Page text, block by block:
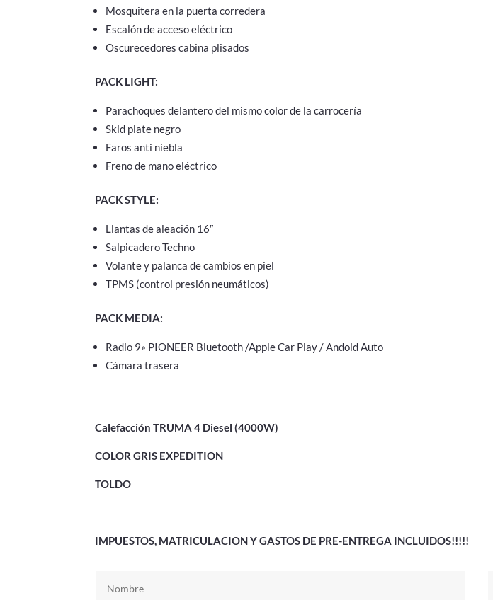
Mosquitera en la puerta corredera
Escalón de acceso eléctrico
Oscurecedores cabina plisados
PACK LIGHT:
Parachoques delantero del mismo color de la carrocería
Skid plate negro
Faros anti niebla
Freno de mano eléctrico
PACK STYLE:
Llantas de aleación 16″
Salpicadero Techno
Volante y palanca de cambios en piel
TPMS (control presión neumáticos)
PACK MEDIA:
Radio 9» PIONEER Bluetooth /Apple Car Play / Andoid Auto
Cámara trasera
Calefacción TRUMA 4 Diesel (4000W)
COLOR GRIS EXPEDITION
TOLDO
IMPUESTOS, MATRICULACION Y GASTOS DE PRE-ENTREGA INCLUIDOS!!!!!